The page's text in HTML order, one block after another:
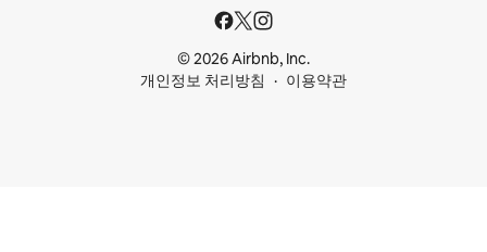
© 2026 Airbnb, Inc.
개인정보 처리방침
이용약관